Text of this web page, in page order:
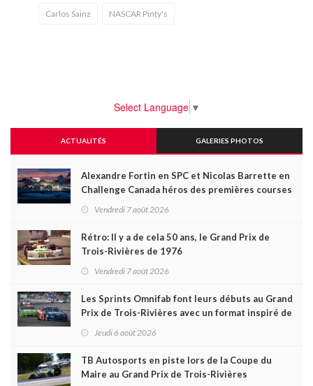
Carlos Sainz NASCAR Pinty's
Select Language ▼
ACTUALITÉS GALERIES PHOTOS
Alexandre Fortin en SPC et Nicolas Barrette en
Challenge Canada héros des premières courses
Vendredi 7 août 2026
Rétro: Il y a de cela 50 ans, le Grand Prix de
Trois-Rivières de 1976
Vendredi 7 août 2026
Les Sprints Omnifab font leurs débuts au Grand
Prix de Trois-Rivières avec un format inspiré de
Jeudi 6 août 2026
TB Autosports en piste lors de la Coupe du
Maire au Grand Prix de Trois-Rivières